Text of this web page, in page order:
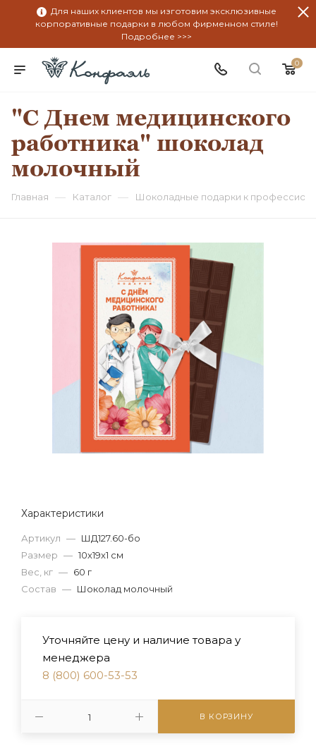
Для наших клиентов мы изготовим эксклюзивные
корпоративные подарки в любом фирменном стиле!
Подробнее >>>
0
"С Днем медицинского
работника" шоколад
молочный
Главная — Каталог — Шоколадные подарки к
Характеристики
Артикул — ШД127.60-бо
Размер — 10х19х1 см
Вес, кг — 60 г
Состав — Шоколад молочный
Уточняйте цену и наличие товара у
менеджера
8 (800) 600-53-53
В КОРЗИНУ